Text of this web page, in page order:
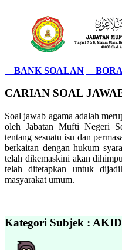
BANK SOALAN
CARIAN SOAL
Soal jawab agama adalah
oleh Jabatan Mufti Negeri
tentang sesuatu isu dan
berkaitan dengan hukum
telah dikemaskini akan
telah ditetapkan untuk
masyarakat umum.
Kategori Subjek :